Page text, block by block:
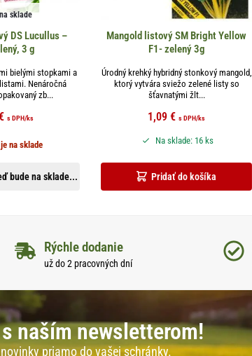
sklade
DS Lucullus –
3 g
bielými stopkami a
Nenáročná
zb...
s DPH/ks
bude na sklade...
na sklade
Mangold listový SM Bright Yellow
F1- zelený 3g
Úrodný krehký hybridný stonkový mangold,
ktorý vytvára sviežo zelené listy so
šťavnatými žlt...
1,09 € s DPH/ks
Pridať do košíka
Na sklade: 16 ks
Rýchle dodanie
už do 2 pracovných dní
naším newsletterom!
priamo do vašej schránky.